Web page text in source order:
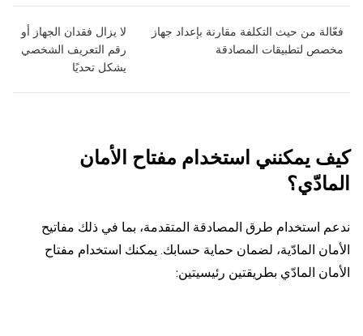
فعّالة من حيث التكلفة مقارنة بإعداد جهاز
مخصص لتطبيقات المصادقة
لا يزال فقدان الجهاز أو
رقم التعريف الشخصي
يشكل تحديًا
كيف يمكنني استخدام مفتاح الأمان
المادّي؟
ندعم استخدام طرق المصادقة المتقدمة، بما في ذلك مفاتيح
الأمان المادّية، لضمان حماية حسابك. يمكنك استخدام مفتاح
الأمان المادّي بطريقتين رئيسيتين: